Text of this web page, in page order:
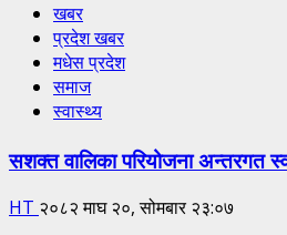
खबर
प्रदेश खबर
मधेस प्रदेश
समाज
स्वास्थ्य
सशक्त वालिका परियोजना अन्तरगत
HT २०८२ माघ २०, सोमबार २३:०७